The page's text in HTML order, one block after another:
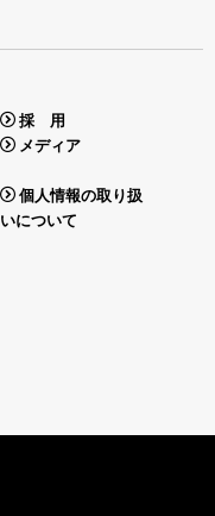
採 用
メディア
個人情報の取り扱
いについて